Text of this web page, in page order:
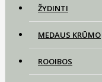
ŽYDINTI
MEDAUS KRŪMO
ROOIBOS